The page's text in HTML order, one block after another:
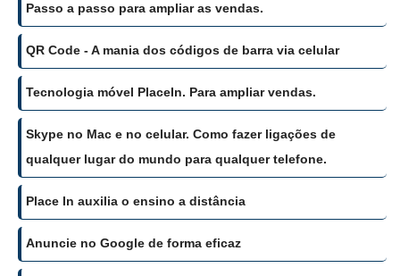
Passo a passo para ampliar as vendas.
QR Code - A mania dos códigos de barra via celular
Tecnologia móvel PlaceIn. Para ampliar vendas.
Skype no Mac e no celular. Como fazer ligações de
qualquer lugar do mundo para qualquer telefone.
Place In auxilia o ensino a distância
Anuncie no Google de forma eficaz